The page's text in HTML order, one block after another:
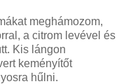
meghámozom,
a citrom levével és
Kis lángon
keményítőt
hűlni.